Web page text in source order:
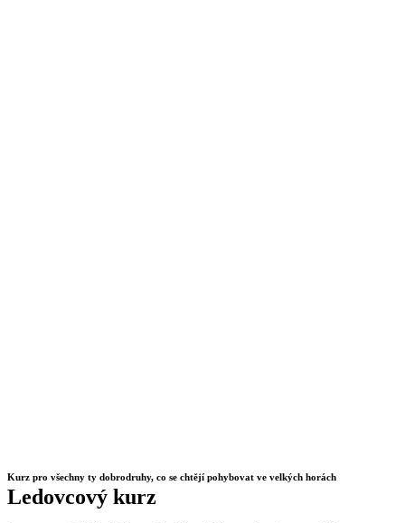
Kurz pro všechny ty dobrodruhy, co se chtějí pohybovat ve velkých horách
Ledovcový kurz